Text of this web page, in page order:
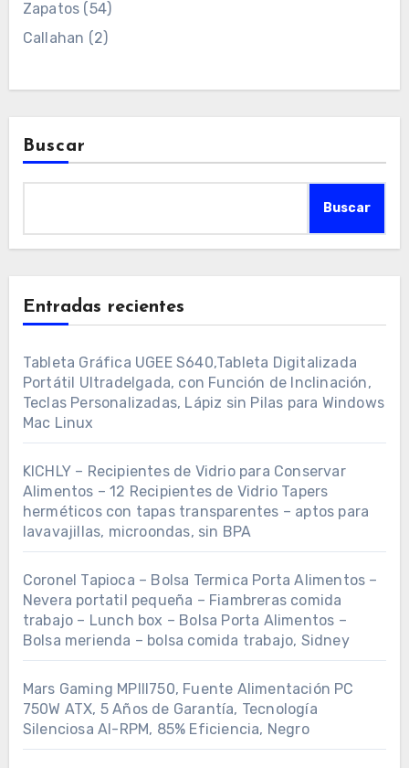
Zapatos (54)
Callahan (2)
Buscar
Buscar
Entradas recientes
Tableta Gráfica UGEE S640,Tableta Digitalizada
Portátil Ultradelgada, con Función de Inclinación,
Teclas Personalizadas, Lápiz sin Pilas para Windows
Mac Linux
KICHLY – Recipientes de Vidrio para Conservar
Alimentos – 12 Recipientes de Vidrio Tapers
herméticos con tapas transparentes – aptos para
lavavajillas, microondas, sin BPA
Coronel Tapioca – Bolsa Termica Porta Alimentos –
Nevera portatil pequeña – Fiambreras comida
trabajo – Lunch box – Bolsa Porta Alimentos –
Bolsa merienda – bolsa comida trabajo, Sidney
Mars Gaming MPIII750, Fuente Alimentación PC
750W ATX, 5 Años de Garantía, Tecnología
Silenciosa AI-RPM, 85% Eficiencia, Negro